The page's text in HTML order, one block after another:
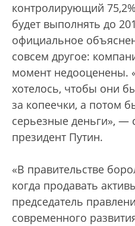
контролирующий
будет выполнять до
официальное
совсем другое:
момент недооценены.
хотелось, чтобы они
за копеечки, а потом
серьезные деньги», —
президент Путин.
«В правительстве
когда продавать
председатель
современного